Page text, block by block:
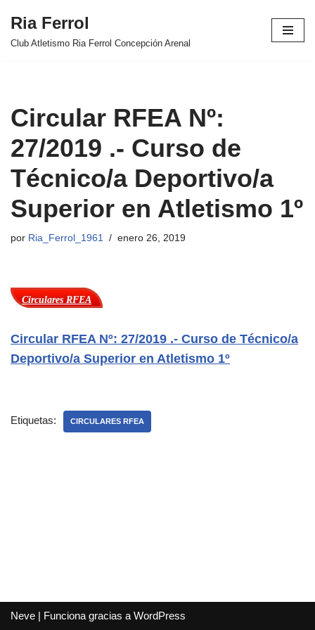
Saltar
Ria Ferrol
Club Atletismo Ria Ferrol Concepción Arenal
Circular RFEA Nº:
27/2019 .- Curso de
Técnico/a Deportivo/a
Superior en Atletismo 1º
por Ria_Ferrol_1961 enero 26, 2019
Circulares RFEA
Circular RFEA Nº: 27/2019 .- Curso de Técnico/a
Deportivo/a Superior en Atletismo 1º
Etiquetas: CIRCULARES RFEA
Neve | Funciona gracias a WordPress